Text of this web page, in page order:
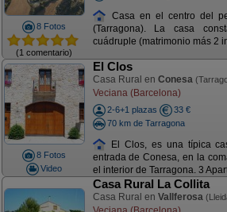
8 Fotos
(1 comentario)
Casa en el centro del
(Tarragona). La casa
cuádruple (matrimonio más 2
8 Fotos
Video
El Clos
Casa Rural en Conesa
Veciana (Barcelona)
2-6+1 plazas
33 €
70 km de Tarragona
El Clos, es una típica
entrada de Conesa, en la
el interior de Tarragona. 3
Casa Rural La Collita
Casa Rural en Vallferosa